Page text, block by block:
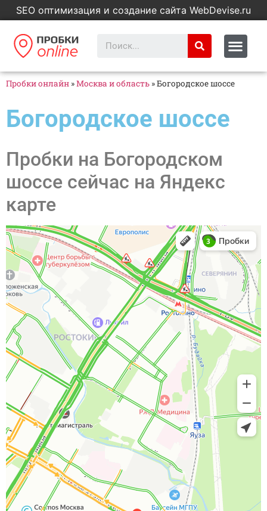
SEO оптимизация и создание сайта WebDevise.ru
Пробки онлайн »Москва и область »Богородское шоссе
Богородское шоссе
Пробки на Богородском
шоссе сейчас на Яндекс
карте